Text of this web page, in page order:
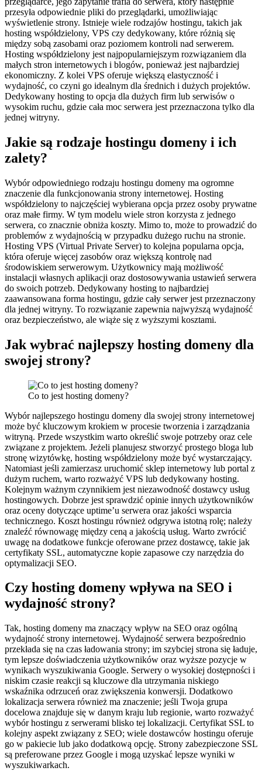
przesyła odpowiednie pliki do przeglądarki, umożliwiając
wyświetlenie strony. Istnieje wiele rodzajów hostingu, takich jak
hosting współdzielony, VPS czy dedykowany, które różnią się
między sobą zasobami oraz poziomem kontroli nad serwerem.
Hosting współdzielony jest najpopularniejszym rozwiązaniem dla
małych stron internetowych i blogów, ponieważ jest najbardziej
ekonomiczny. Z kolei VPS oferuje większą elastyczność i
wydajność, co czyni go idealnym dla średnich i dużych projektów.
Dedykowany hosting to opcja dla dużych firm lub serwisów o
wysokim ruchu, gdzie cała moc serwera jest przeznaczona tylko dla
jednej witryny.
Jakie są rodzaje hostingu domeny i ich
zalety?
Wybór odpowiedniego rodzaju hostingu domeny ma ogromne
znaczenie dla funkcjonowania strony internetowej. Hosting
współdzielony to najczęściej wybierana opcja przez osoby prywatne
oraz małe firmy. W tym modelu wiele stron korzysta z jednego
serwera, co znacznie obniża koszty. Mimo to, może to prowadzić do
problemów z wydajnością w przypadku dużego ruchu na stronie.
Hosting VPS (Virtual Private Server) to kolejna popularna opcja,
która oferuje więcej zasobów oraz większą kontrolę nad
środowiskiem serwerowym. Użytkownicy mają możliwość
instalacji własnych aplikacji oraz dostosowywania ustawień serwera
do swoich potrzeb. Dedykowany hosting to najbardziej
zaawansowana forma hostingu, gdzie cały serwer jest przeznaczony
dla jednej witryny. To rozwiązanie zapewnia najwyższą wydajność
oraz bezpieczeństwo, ale wiąże się z wyższymi kosztami.
Jak wybrać najlepszy hosting domeny dla
swojej strony?
Co to jest hosting domeny?
Wybór najlepszego hostingu domeny dla swojej strony internetowej
może być kluczowym krokiem w procesie tworzenia i zarządzania
witryną. Przede wszystkim warto określić swoje potrzeby oraz cele
związane z projektem. Jeżeli planujesz stworzyć prostego bloga lub
stronę wizytówkę, hosting współdzielony może być wystarczający.
Natomiast jeśli zamierzasz uruchomić sklep internetowy lub portal z
dużym ruchem, warto rozważyć VPS lub dedykowany hosting.
Kolejnym ważnym czynnikiem jest niezawodność dostawcy usług
hostingowych. Dobrze jest sprawdzić opinie innych użytkowników
oraz oceny dotyczące uptime’u serwera oraz jakości wsparcia
technicznego. Koszt hostingu również odgrywa istotną rolę; należy
znaleźć równowagę między ceną a jakością usług. Warto zwrócić
uwagę na dodatkowe funkcje oferowane przez dostawcę, takie jak
certyfikaty SSL, automatyczne kopie zapasowe czy narzędzia do
optymalizacji SEO.
Czy hosting domeny wpływa na SEO i
wydajność strony?
Tak, hosting domeny ma znaczący wpływ na SEO oraz ogólną
wydajność strony internetowej. Wydajność serwera bezpośrednio
przekłada się na czas ładowania strony; im szybciej strona się ładuje,
tym lepsze doświadczenia użytkowników oraz wyższe pozycje w
wynikach wyszukiwania Google. Serwery o wysokiej dostępności i
niskim czasie reakcji są kluczowe dla utrzymania niskiego
wskaźnika odrzuceń oraz zwiększenia konwersji. Dodatkowo
lokalizacja serwera również ma znaczenie; jeśli Twoja grupa
docelowa znajduje się w danym kraju lub regionie, warto rozważyć
wybór hostingu z serwerami blisko tej lokalizacji. Certyfikat SSL to
kolejny aspekt związany z SEO; wiele dostawców hostingu oferuje
go w pakiecie lub jako dodatkową opcję. Strony zabezpieczone SSL
są preferowane przez Google i mogą uzyskać lepsze wyniki w
wyszukiwarkach.